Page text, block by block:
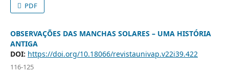
PDF
OBSERVAÇÕES DAS MANCHAS SOLARES – UMA HISTÓRIA
ANTIGA
DOI: https://doi.org/10.18066/revistaunivap.v22i39.422
116-125